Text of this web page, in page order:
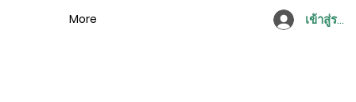
เข้าสู่ระบ
More